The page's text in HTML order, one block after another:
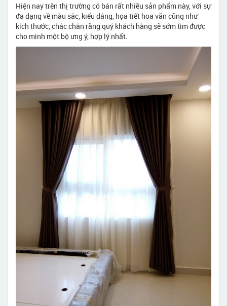
Hiện nay trên thị trường có bán rất nhiều sản phẩm này, với sự
đa dạng về màu sắc, kiểu dáng, họa tiết hoa văn cũng như
kích thước, chắc chắn rằng quý khách hàng sẽ sớm tìm được
cho mình một bộ ưng ý, hợp lý nhất.